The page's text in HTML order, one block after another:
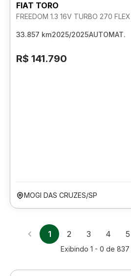
FIAT TORO
FREEDOM 1.3 16V TURBO 270
33.857 km2025/2025AUTOMAT.
R$ 141.790
MOGI DAS CRUZES/SP
1 2 3 4 5
Exibindo 1 - 0 de 837